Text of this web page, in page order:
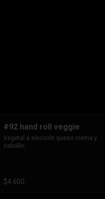
#92 hand roll veggie
Vegetal a elección queso crema y
cebollín.
$4.600